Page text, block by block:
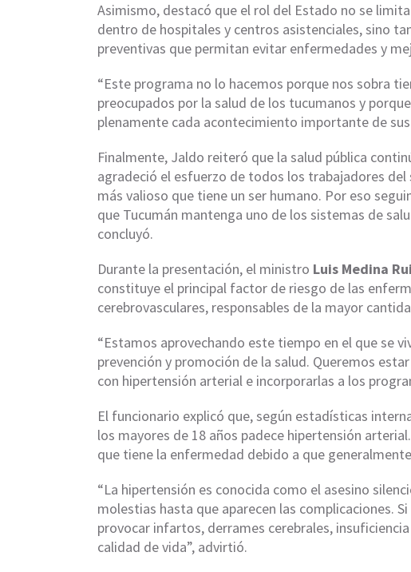
Asimismo, destacó que el rol del Estado no se
dentro de hospitales y centros asistenciales, sino
preventivas que permitan evitar enfermedades y
“Este programa no lo hacemos porque nos sobra
preocupados por la salud de los tucumanos y
plenamente cada acontecimiento importante de
Finalmente, Jaldo reiteró que la salud pública
agradeció el esfuerzo de todos los trabajadores
más valioso que tiene un ser humano. Por eso
que Tucumán mantenga uno de los sistemas de
concluyó.
Durante la presentación, el ministro Luis Medina
constituye el principal factor de riesgo de las
cerebrovasculares, responsables de la mayor
“Estamos aprovechando este tiempo en el que se
prevención y promoción de la salud. Queremos
con hipertensión arterial e incorporarlas a los
El funcionario explicó que, según estadísticas
los mayores de 18 años padece hipertensión
que tiene la enfermedad debido a que
“La hipertensión es conocida como el asesino
molestias hasta que aparecen las complicaciones.
provocar infartos, derrames cerebrales,
calidad de vida”, advirtió.